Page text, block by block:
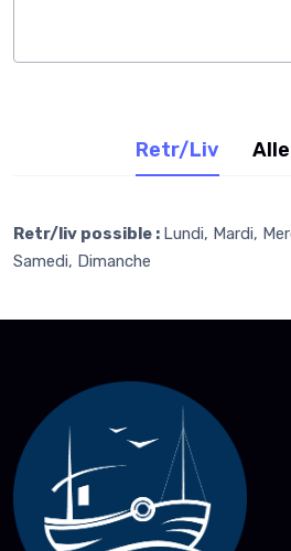
Retr/Liv
Retr/liv possible : Lundi, Mardi,
Samedi, Dimanche